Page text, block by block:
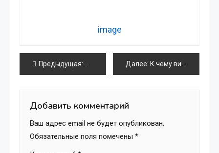
image
Навигация
по
записям
Предыдущая: Как выбрать плитку Керама Марацци
Далее: К чему видеть 21:12 каждый день?
Добавить комментарий
Ваш адрес email не будет опубликован.
Обязательные поля помечены *